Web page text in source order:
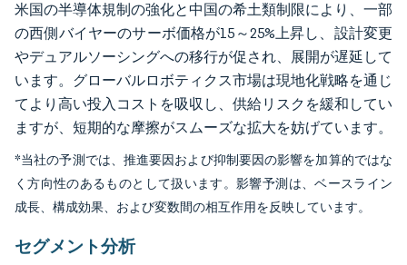
米国の半導体規制の強化と中国の希土類制限により、一部
の西側バイヤーのサーボ価格が15～25%上昇し、設計変更
やデュアルソーシングへの移行が促され、展開が遅延して
います。グローバルロボティクス市場は現地化戦略を通じ
てより高い投入コストを吸収し、供給リスクを緩和してい
ますが、短期的な摩擦がスムーズな拡大を妨げています。
*当社の予測では、推進要因および抑制要因の影響を加算的ではな
く方向性のあるものとして扱います。影響予測は、ベースライン
成長、構成効果、および変数間の相互作用を反映しています。
セグメント分析